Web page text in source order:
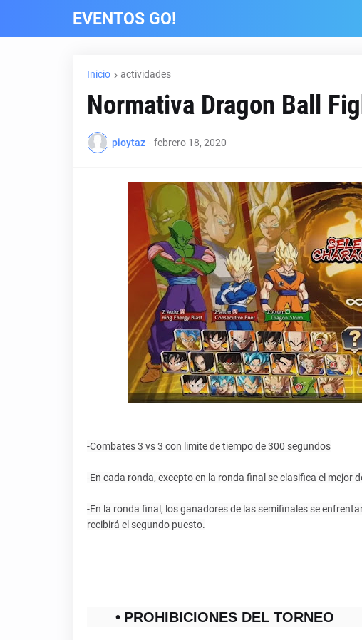
EVENTOS GO!
Inicio actividades
Normativa Dragon Ball
pioytaz - febrero 18, 2020
-Combates 3 vs 3 con limite de tiempo de 300 segundos
-En cada ronda, excepto en la ronda final se clasifica el mejor
-En la ronda final, los ganadores de las semifinales se
recibirá el segundo puesto.
PROHIBICIONES DEL TORNEO